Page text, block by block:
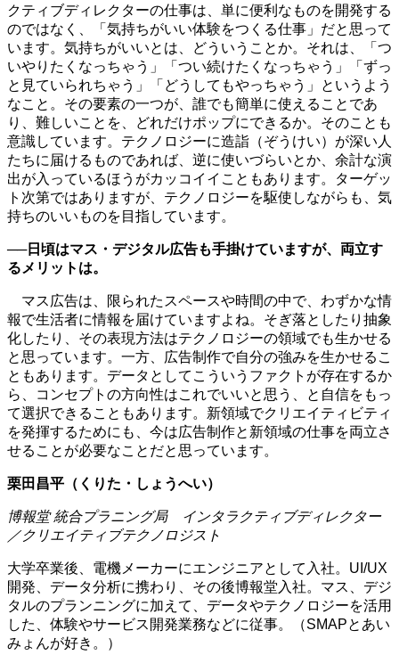
クティブディレクターの仕事は、単に便利なものを開発する
のではなく、「気持ちがいい体験をつくる仕事」だと思って
います。気持ちがいいとは、どういうことか。それは、「つ
いやりたくなっちゃう」「つい続けたくなっちゃう」「ずっ
と見ていられちゃう」「どうしてもやっちゃう」というよう
なこと。その要素の一つが、誰でも簡単に使えることであ
り、難しいことを、どれだけポップにできるか。そのことも
意識しています。テクノロジーに造詣（ぞうけい）が深い人
たちに届けるものであれば、逆に使いづらいとか、余計な演
出が入っているほうがカッコイイこともあります。ターゲッ
ト次第ではありますが、テクノロジーを駆使しながらも、気
持ちのいいものを目指しています。
──日頃はマス・デジタル広告も手掛けていますが、両立す
るメリットは。
マス広告は、限られたスペースや時間の中で、わずかな情
報で生活者に情報を届けていますよね。そぎ落としたり抽象
化したり、その表現方法はテクノロジーの領域でも生かせる
と思っています。一方、広告制作で自分の強みを生かせるこ
ともあります。データとしてこういうファクトが存在するか
ら、コンセプトの方向性はこれでいいと思う、と自信をもっ
て選択できることもあります。新領域でクリエイティビティ
を発揮するためにも、今は広告制作と新領域の仕事を両立さ
せることが必要なことだと思っています。
栗田昌平（くりた・しょうへい）
博報堂 統合プラニング局 インタラクティブディレクター
／クリエイティブテクノロジスト
大学卒業後、電機メーカーにエンジニアとして入社。UI/UX
開発、データ分析に携わり、その後博報堂入社。マス、デジ
タルのプランニングに加えて、データやテクノロジーを活用
した、体験やサービス開発業務などに従事。（SMAPとあい
みょんが好き。）